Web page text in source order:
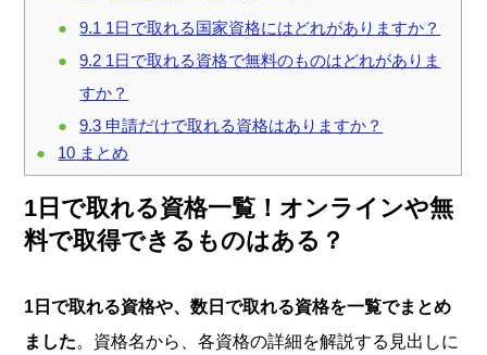
9.1 1日で取れる国家資格にはどれがありますか？
9.2 1日で取れる資格で無料のものはどれがありま
すか？
9.3 申請だけで取れる資格はありますか？
10 まとめ
1日で取れる資格一覧！オンラインや無
料で取得できるものはある？
1日で取れる資格や、数日で取れる資格を一覧でまとめ
ました。資格名から、各資格の詳細を解説する見出しに